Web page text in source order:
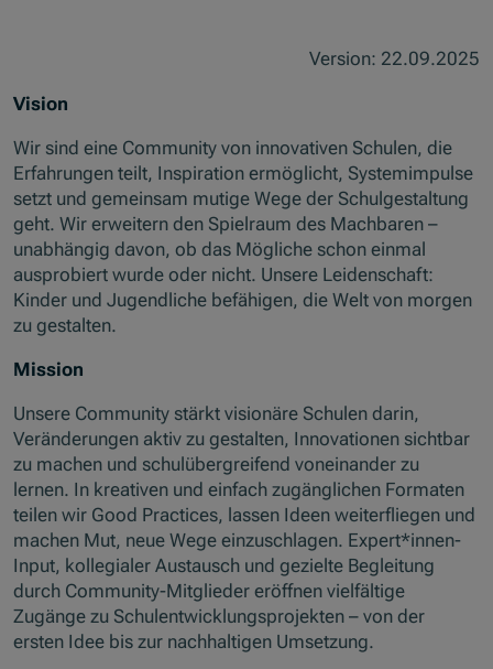
Version: 22.09.2025
Vision
Wir sind eine Community von innovativen Schulen, die
Erfahrungen teilt, Inspiration ermöglicht, Systemimpulse
setzt und gemeinsam mutige Wege der Schulgestaltung
geht. Wir erweitern den Spielraum des Machbaren –
unabhängig davon, ob das Mögliche schon einmal
ausprobiert wurde oder nicht. Unsere Leidenschaft:
Kinder und Jugendliche befähigen, die Welt von morgen
zu gestalten.
Mission
Unsere Community stärkt visionäre Schulen darin,
Veränderungen aktiv zu gestalten, Innovationen sichtbar
zu machen und schulübergreifend voneinander zu
lernen. In kreativen und einfach zugänglichen Formaten
teilen wir Good Practices, lassen Ideen weiterfliegen und
machen Mut, neue Wege einzuschlagen. Expert*innen-
Input, kollegialer Austausch und gezielte Begleitung
durch Community-Mitglieder eröffnen vielfältige
Zugänge zu Schulentwicklungsprojekten – von der
ersten Idee bis zur nachhaltigen Umsetzung.